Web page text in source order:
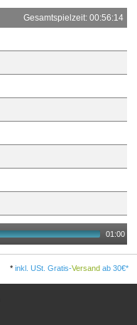
Gesamtspielzeit: 00:56:14
01:00
*inkl. USt. Gratis-Versand ab 30€*